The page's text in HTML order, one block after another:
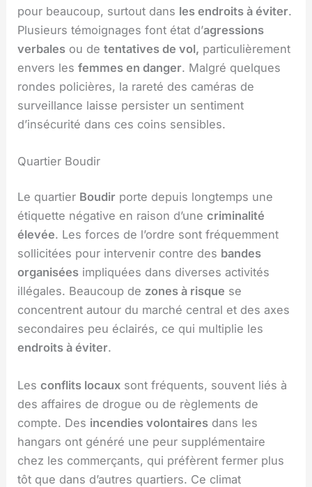
pour beaucoup, surtout dans les endroits à éviter.
Plusieurs témoignages font état d’agressions
verbales ou detentatives de vol, particulièrement
envers lesfemmes en danger. Malgré quelques
rondes policières, la rareté des caméras de
surveillance laisse persister un sentiment
d’insécurité dans ces coins sensibles.
Quartier Boudir
Le quartier Boudir porte depuis longtemps une
étiquette négative en raison d’unecriminalité
élevée. Les forces de l’ordre sont fréquemment
sollicitées pour intervenir contre des bandes
organisées impliquées dans diverses activités
illégales. Beaucoup de zones à risque se
concentrent autour du marché central et des axes
secondaires peu éclairés, ce qui multiplie les
endroits à éviter.
Lesconflits locaux sont fréquents, souvent liés à
des affaires de drogue ou de règlements de
compte. Des incendies volontaires dans les
hangars ont généré une peur supplémentaire
chez les commerçants, qui préfèrent fermer plus
tôt que dans d’autres quartiers. Ce climat